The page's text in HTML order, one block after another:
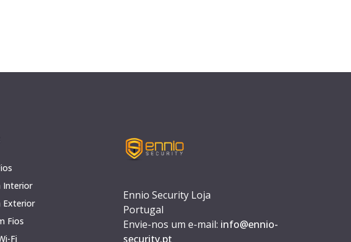
Interior
Exterior
Fios
Fi
Ennio Security Loja
Portugal
Envie-nos um e-mail: info@ennio-
security.pt